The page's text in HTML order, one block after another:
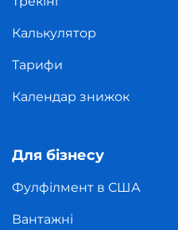
Калькулятор
Тарифи
Календар знижок
Для бізнесу
Фулфілмент в США
Вантажні